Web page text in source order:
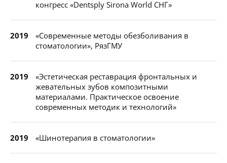
конгресс «Dentsply Sirona World СНГ»
2019
«Современные методы обезболивания в
стоматологии», РязГМУ
2019
«Эстетическая реставрация фронтальных и
жевательных зубов композитными
материалами. Практическое освоение
современных методик и технологий»
2019 «Шинотерапия в стоматологии»